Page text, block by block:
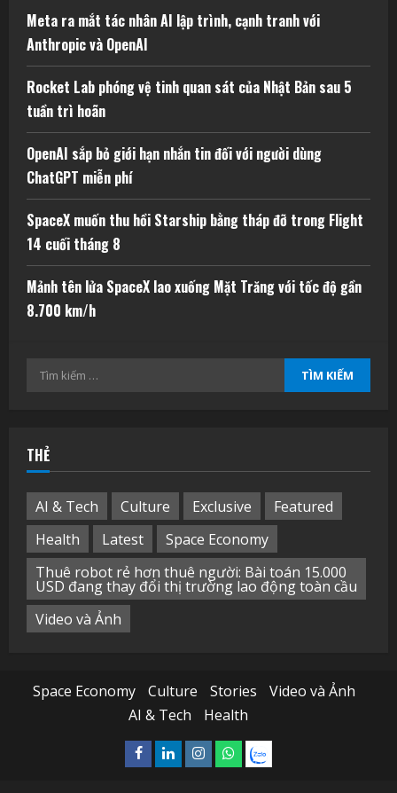
Meta ra mắt tác nhân AI lập trình, cạnh tranh với
Anthropic và OpenAI
Rocket Lab phóng vệ tinh quan sát của Nhật Bản sau 5
tuần trì hoãn
OpenAI sắp bỏ giới hạn nhắn tin đối với người dùng
ChatGPT miễn phí
SpaceX muốn thu hồi Starship bằng tháp đỡ trong Flight
14 cuối tháng 8
Mảnh tên lửa SpaceX lao xuống Mặt Trăng với tốc độ gần
8.700 km/h
Tìm
THẺ
AI & Tech Culture Exclusive
Featured
Health
Latest
Space Economy
Thuê robot rẻ hơn thuê người: Bài toán 15.000
USD đang thay đổi thị trường lao động toàn cầu
Video và Ảnh
Space Economy Culture Stories
Video và Ảnh
AI & Tech
Health
Facebook
LinkedinInstagram
What’sapp
Zalo